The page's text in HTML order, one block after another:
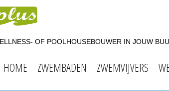
OF POOLHOUSEBOUWER IN JOUW
HOME ZWEMBADEN ZWEMVIJVERS